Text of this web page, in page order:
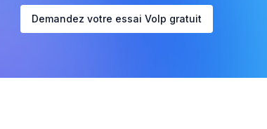
Demandez votre essai VoIp gratuit